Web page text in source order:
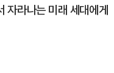
자라나는 미래 세대에게